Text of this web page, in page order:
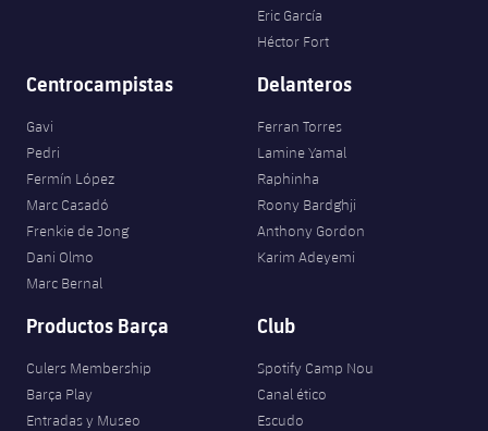
Eric García
Héctor Fort
Centrocampistas
Gavi
Pedri
Fermín López
Marc Casadó
Frenkie de Jong
Dani Olmo
Marc Bernal
Delanteros
Ferran Torres
Lamine Yamal
Raphinha
Roony Bardghji
Anthony Gordon
Karim Adeyemi
Productos Barça
Culers Membership
Barça Play
Entradas y Museo
Club
Spotify Camp Nou
Canal ético
Escudo